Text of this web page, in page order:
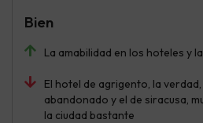
La amabilidad en los hoteles y
El hotel de agrigento, la
abandonado y el de siracusa,
la ciudad bastante
Bien